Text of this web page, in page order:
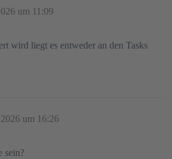
um 11:09
wird liegt es entweder an den Tasks
um 16:26
sein?